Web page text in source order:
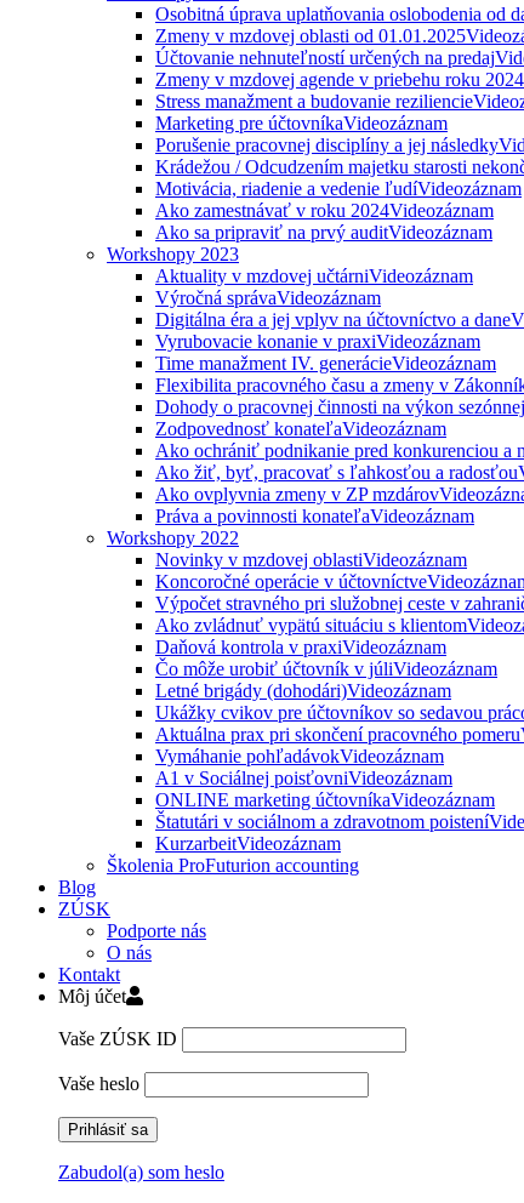
Osobitná úprava uplatňovania oslobodenia od
Zmeny v mzdovej oblasti od 01.01.2025
Účtovanie nehnuteľností určených na predaj
Zmeny v mzdovej agende v priebehu roku 2024
Stress manažment a budovanie reziliencie
Marketing pre účtovníkaVideozáznam
Porušenie pracovnej disciplíny a jej následky
Krádežou / Odcudzením majetku starosti
Motivácia, riadenie a vedenie ľudíVideozáznam
Ako zamestnávať v roku 2024Videozáznam
Ako sa pripraviť na prvý auditVideozáznam
Workshopy 2023
Aktuality v mzdovej učtárniVideozáznam
Výročná správaVideozáznam
Digitálna éra a jej vplyv na účtovníctvo a dane
Vyrubovacie konanie v praxiVideozáznam
Time manažment IV. generácieVideozáznam
Flexibilita pracovného času a zmeny v
Dohody o pracovnej činnosti na výkon
Zodpovednosť konateľaVideozáznam
Ako ochrániť podnikanie pred konkurenciou a
Ako žiť, byť, pracovať s ľahkosťou a radosťou
Ako ovplyvnia zmeny v ZP mzdárov
Práva a povinnosti konateľaVideozáznam
Workshopy 2022
Novinky v mzdovej oblastiVideozáznam
Koncoročné operácie v účtovníctve
Výpočet stravného pri služobnej ceste v
Ako zvládnuť vypätú situáciu s klientom
Daňová kontrola v praxiVideozáznam
Čo môže urobiť účtovník v júliVideozáznam
Letné brigády (dohodári)Videozáznam
Ukážky cvikov pre účtovníkov so sedavou
Aktuálna prax pri skončení pracovného pomeru
Vymáhanie pohľadávokVideozáznam
A1 v Sociálnej poisťovniVideozáznam
ONLINE marketing účtovníkaVideozáznam
Štatutári v sociálnom a zdravotnom poistení
KurzarbeitVideozáznam
Školenia ProFuturion accounting
Blog
ZÚSK
Podporte nás
O nás
Kontakt
Môj účet
Vaše ZÚSK ID
Vaše heslo
Zabudol(a) som heslo